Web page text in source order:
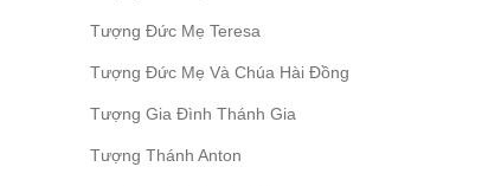
Tượng Đức Mẹ Teresa
Tượng Đức Mẹ Và Chúa Hài Đồng
Tượng Gia Đình Thánh Gia
Tượng Thánh Anton